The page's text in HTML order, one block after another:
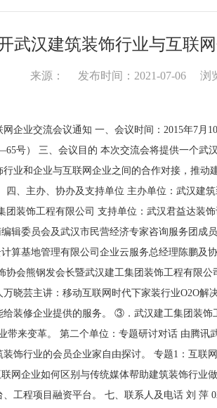
武汉建筑装饰行业与互联
来源： 发布时间：2021-07-06 浏
企业交流会议通知 一、会议时间：2015年7月
号） 三、会议目的 本次交流会将提供一个武
业和企业与互联网企业之间的合作对接，推
四、主办、协办及支持单位 主办单位：武汉建
团装饰工程有限公司 支持单位：武汉君益达装
辑委员会及武汉市民营经济专家咨询服务团成
算基地管理有限公司企业云服务总经理陈鹏及
协会熊钢发会长暨武汉建工集团装饰工程有限
晓芸主讲：移动互联网时代下家装行业O2O
装修企业提供的服务。 ③．武汉建工集团装
带来变革。 第二个单位：专题研讨对话 由腾
饰行业的会员企业家自由探讨。 专题1：互联
网企业如何区别与传统媒体帮助建筑装饰行业
工程项目融资平台。 七、联系人及电话 刘 萍